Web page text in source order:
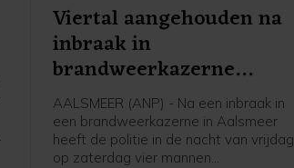
Viertal aangehouden na
inbraak in
brandweerkazerne
Aalsmeer
AALSMEER (ANP) - Na een inbraak in
een brandweerkazerne in Aalsmeer
heeft de politie in de nacht van vrijdag
op zaterdag vier mannen